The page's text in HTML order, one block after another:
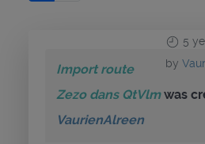
5
by
Import route
Zezo dans QtVlmwas
VaurienAlreen